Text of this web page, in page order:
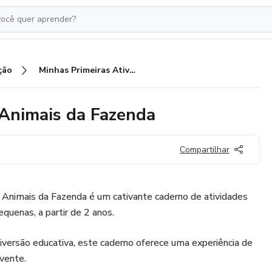
Minhas Primeiras Atividades - Animais da Fazenda
da Fazenda
Compartilhar
da Fazenda é um cativante caderno de atividades
a partir de 2 anos.
educativa, este caderno oferece uma experiência de